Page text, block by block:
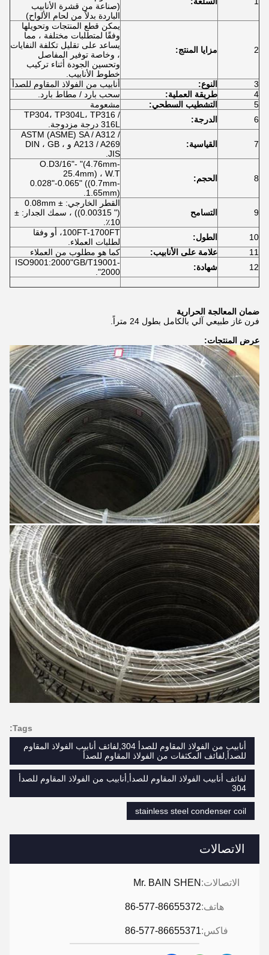
الاتصالات
الاتصالات: Mr. BAIN SHEN
هاتف:86-577-86655372
فاكس:86-577-86655371
(صناعة من قشرة الأنابيب
الباردة بدلاً من لحام الألواح)
2 مزايا المنتج:
يمكن قطع المنتجات وتحويلها
وفقًا لمتطلبات مختلفة ، مما
يساعد على تقليل تكلفة النفايات
، وخاصة توفير المفاصل
وتحسين الجودة أثناء تركيب
خطوط الأنابيب.
3
النوع:
أنابيب من الفولاذ المقاوم للصدأ
4
طريقة العملية:
سحب بارد / مطاط بارد.
5
التشطيب السطحي:
مشعومة
6
الدرجة:
TP304، TP304L، TP316 /
316L درجة مزدوجة.
7 القياسية:
ASTM (ASME) SA / A312 /
A213 / A269 و DIN ، GB ،
JIS.
8 الحجم:
O.D3/16"- "(4.76mm-
25.4mm) ، W.T
0.028"-0.065" ((0.7mm-
1.65mm).
9 التسامح
القطر الخارجي: ± 0.08mm
((0.00315 ") ، سمك الجدار: ±
10٪.
10
الطول:
100FT-1700FT، أو وفقا
لطلبات العملاء.
11
علامة على الأنابيب:
كما هو مطلوب من العملاء
12
شهادة:
ISO9001:2000"GB/T19001-
2000".
ضمان المعالجة الحرارية
فرن غاز طبيعي آلي بالكامل بطول 24 متراً.
عرض المنتجات:
Tags:
أنابيب من الفولاذ المقاوم للصدأ 304,لفائف أنابيب الفولاذ المقاوم
للصدأ,لفائف المكثفات من الفولاذ المقاوم للصدأ
لفائف أنابيب الفولاذ المقاوم للصدأ,أنابيب من الفولاذ المقاوم للصدأ
304
stainless steel condenser coil